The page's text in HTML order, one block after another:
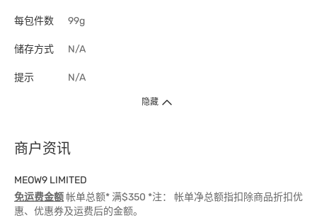
每包件数 99g
储存方式 N/A
提示 N/A
隐藏
商户资讯
MEOW9 LIMITED
免运费金额帐单总额* 满$350 *注： 帐单净总额指扣除商品折扣优
惠、优惠券及运费后的金额。